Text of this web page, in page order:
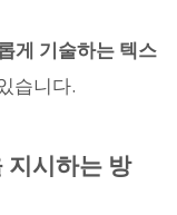
게 기술하는 텍스
습니다.
지시하는 방